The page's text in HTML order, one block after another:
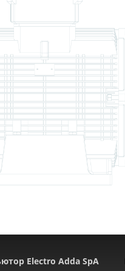
Electro Adda SpA